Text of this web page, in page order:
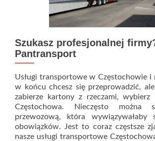
Szukasz profesjonalnej
Pantransport
Usługi transportowe w Częstochowie i
w końcu chcesz się przeprowadzić,
zabierze kartony z rzeczami, wybierz
Częstochowa. Nieczęsto można
przewozową, która wywiązywałaby
obowiązków. Jest to coraz częstsze
nasze usługi transportowe